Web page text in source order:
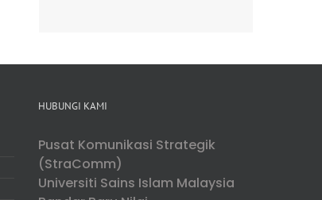
HUBUNGI KAMI
Pusat Komunikasi Strategik
(StraComm)
Universiti Sains Islam Malaysia